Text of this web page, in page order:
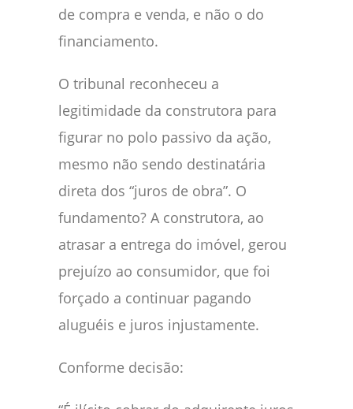
de compra e venda, e não o do
financiamento.
O tribunal reconheceu a
legitimidade da construtora para
figurar no polo passivo da ação,
mesmo não sendo destinatária
direta dos “juros de obra”. O
fundamento? A construtora, ao
atrasar a entrega do imóvel, gerou
prejuízo ao consumidor, que foi
forçado a continuar pagando
aluguéis e juros injustamente.
Conforme decisão: